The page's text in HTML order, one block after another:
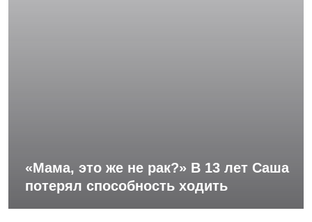
«Мама, это же не рак?» В 13 лет Саша
потерял способность ходить